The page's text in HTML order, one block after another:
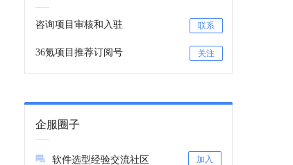
咨询项目审核和入驻 联系
36氪项目推荐订阅号 关注
企服圈子
软件选型经验交流社区 加入